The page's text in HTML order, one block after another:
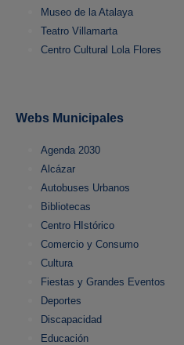
Museo de la Atalaya
Teatro Villamarta
Centro Cultural Lola Flores
Webs Municipales
Agenda 2030
Alcázar
Autobuses Urbanos
Bibliotecas
Centro HIstórico
Comercio y Consumo
Cultura
Fiestas y Grandes Eventos
Deportes
Discapacidad
Educación